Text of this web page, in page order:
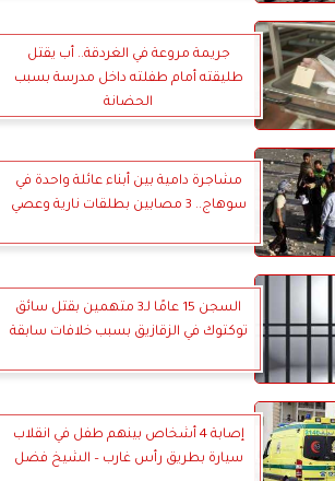
جريمة مروعة في الغردقة.. أب يقتل
طليقته أمام طفلته داخل مدرسة بسبب
الحضانة
مشاجرة دامية بين أبناء عائلة واحدة في
سوهاج.. 3 مصابين بطلقات نارية وعصي
السجن 15 عامًا لـ3 متهمين بقتل سائق
توكتوك في الزقازيق بسبب خلافات سابقة
إصابة 4 أشخاص بينهم طفل في انقلاب
سيارة بطريق رأس غارب – الشيخ فضل